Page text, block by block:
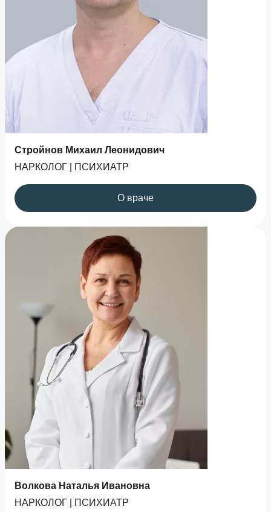
Стройнов Михаил Леонидович
НАРКОЛОГ | ПСИХИАТР
О враче
Волкова Наталья Ивановна
НАРКОЛОГ | ПСИХИАТР